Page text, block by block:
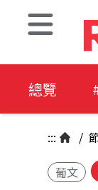
總覽
::: /
葡文